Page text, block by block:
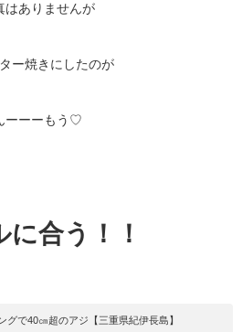
はありませんが
ー焼きにしたのが
ーーーもう♡
に合う！！
グで40㎝超のアジ【三重県紀伊長島】